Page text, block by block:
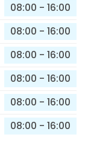
08:00 - 16:00
08:00 - 16:00
08:00 - 16:00
08:00 - 16:00
08:00 - 16:00
08:00 - 16:00